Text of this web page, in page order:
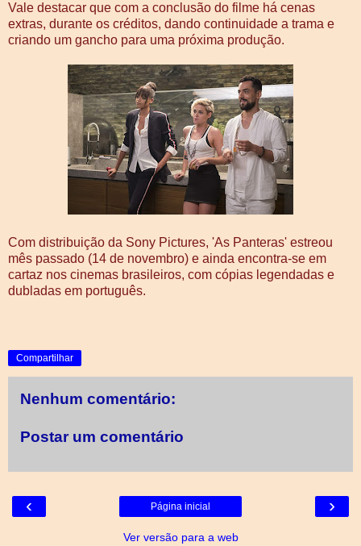
Vale destacar que com a conclusão do filme há cenas
extras, durante os créditos, dando continuidade a trama e
criando um gancho para uma próxima produção.
Com distribuição da Sony Pictures, 'As Panteras' estreou
mês passado (14 de novembro) e ainda encontra-se em
cartaz nos cinemas brasileiros, com cópias legendadas e
dubladas em português.
Compartilhar
Nenhum comentário:
Postar um comentário
‹ ›
Página inicial
Ver versão para a web